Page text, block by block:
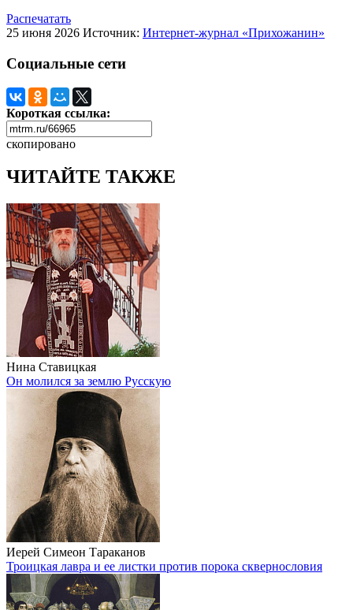
Распечатать
25 июня 2026 Источник: Интернет-журнал «Прихожанин»
Социальные сети
Короткая ссылка:
скопировано
ЧИТАЙТЕ ТАКЖЕ
Нина Ставицкая
Он молился за землю Русскую
Иерей Симеон Тараканов
Троицкая лавра и ее листки против порока сквернословия